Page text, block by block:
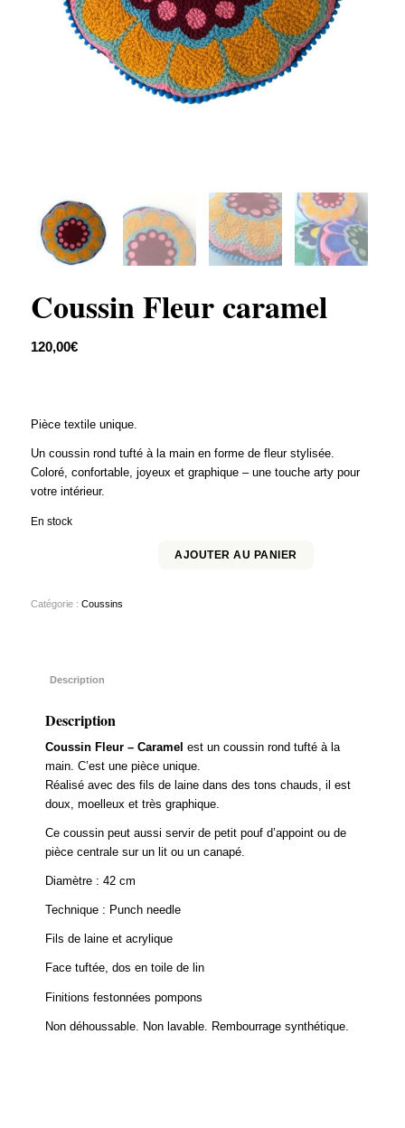
Coussin Fleur caramel
120,00€
Pièce textile unique.
Un coussin rond tufté à la main en forme de fleur stylisée.
Coloré, confortable, joyeux et graphique – une touche arty pour
votre intérieur.
En stock
AJOUTER AU PANIER
Catégorie : Coussins
Description
Description
Coussin Fleur – Caramel est un coussin rond tufté à la
main. C’est une pièce unique.
Réalisé avec des fils de laine dans des tons chauds, il est
doux, moelleux et très graphique.
Ce coussin peut aussi servir de petit pouf d’appoint ou de
pièce centrale sur un lit ou un canapé.
Diamètre : 42 cm
Technique : Punch needle
Fils de laine et acrylique
Face tuftée, dos en toile de lin
Finitions festonnées pompons
Non déhoussable. Non lavable. Rembourrage synthétique.